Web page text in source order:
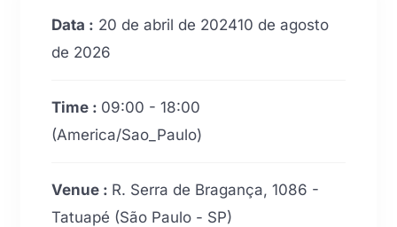
Data : 20 de abril de 202410 de agosto
de 2026
Time : 09:00 - 18:00
(America/Sao_Paulo)
Venue : R. Serra de Bragança, 1086 -
Tatuapé (São Paulo - SP)